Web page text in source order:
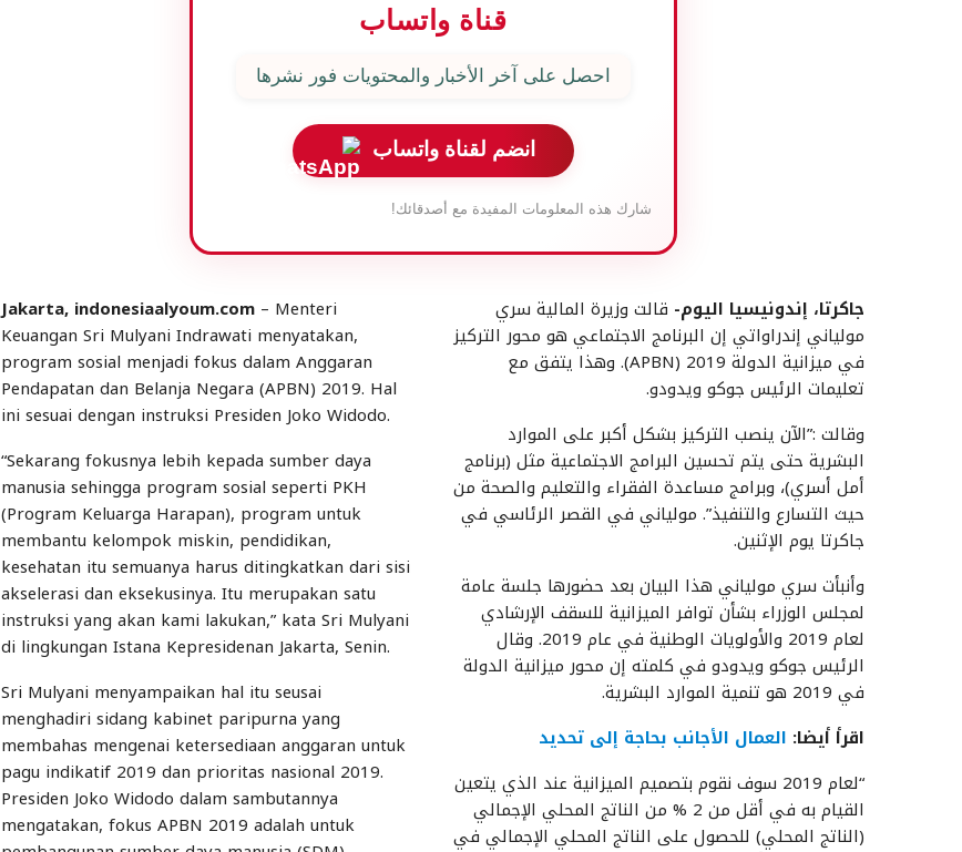
قناة واتساب
احصل على آخر الأخبار والمحتويات فور نشرها
انضم لقناة واتساب
شارك هذه المعلومات المفيدة مع أصدقائك!
جاكرتا، إندونيسيا اليوم- قالت وزيرة المالية سري
مولياني إندراواتي إن البرنامج الاجتماعي هو محور التركيز
في ميزانية الدولة APBN) 2019). وهذا يتفق مع
تعليمات الرئيس جوكو ويدودو.
وقالت :”الآن ينصب التركيز بشكل أكبر على الموارد
البشرية حتى يتم تحسين البرامج الاجتماعية مثل (برنامج
أمل أسري)، وبرامج مساعدة الفقراء والتعليم والصحة من
حيث التسارع والتنفيذ”. مولياني في القصر الرئاسي في
جاكرتا يوم الإثنين.
وأنبأت سري مولياني هذا البيان بعد حضورها جلسة عامة
لمجلس الوزراء بشأن توافر الميزانية للسقف الإرشادي
لعام 2019 والأولويات الوطنية في عام 2019. وقال
الرئيس جوكو ويدودو في كلمته إن محور ميزانية الدولة
في 2019 هو تنمية الموارد البشرية.
اقرأ أيضا: العمال الأجانب بحاجة إلى تحديد
“لعام 2019 سوف نقوم بتصميم الميزانية عند الذي يتعين
القيام به في أقل من 2 % من الناتج المحلي الإجمالي
(الناتج المحلي) للحصول على الناتج المحلي الإجمالي في
Jakarta, indonesiaalyoum.com – Menteri
Keuangan Sri Mulyani Indrawati menyatakan,
program sosial menjadi fokus dalam Anggaran
Pendapatan dan Belanja Negara (APBN) 2019. Hal
ini sesuai dengan instruksi Presiden Joko Widodo.
“Sekarang fokusnya lebih kepada sumber daya
manusia sehingga program sosial seperti PKH
(Program Keluarga Harapan), program untuk
membantu kelompok miskin, pendidikan,
kesehatan itu semuanya harus ditingkatkan dari sisi
akselerasi dan eksekusinya. Itu merupakan satu
instruksi yang akan kami lakukan,” kata Sri Mulyani
di lingkungan Istana Kepresidenan Jakarta, Senin.
Sri Mulyani menyampaikan hal itu seusai
menghadiri sidang kabinet paripurna yang
membahas mengenai ketersediaan anggaran untuk
pagu indikatif 2019 dan prioritas nasional 2019.
Presiden Joko Widodo dalam sambutannya
mengatakan, fokus APBN 2019 adalah untuk